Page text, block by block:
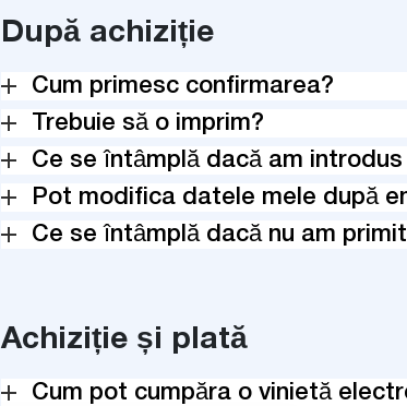
După achiziție
Cum primesc confirmarea?
Trebuie să o imprim?
Ce se întâmplă dacă am
Pot modifica datele mele după
Ce se întâmplă dacă nu am
Achiziție și plată
Cum pot cumpăra o vinietă